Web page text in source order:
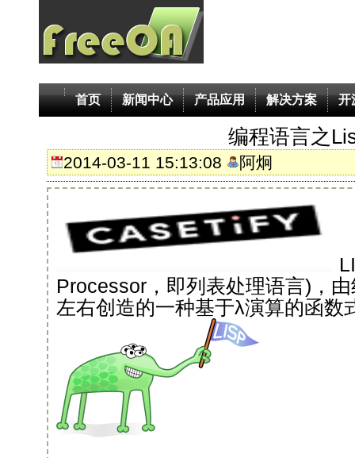
首页 新闻中心 产品应用 解决方案 开
编程语言之
2014-03-11 15:13:08 阿炯
Processor，即列表处理语言)，
左右创造的一种基于λ演算的函数